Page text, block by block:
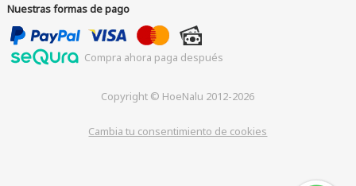
Nuestras formas de pago
Compra ahora paga después
Copyright © HoeNalu 2012-2026
Cambia tu consentimiento de cookies